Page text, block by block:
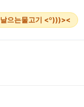
날으는물고기 <º)))><